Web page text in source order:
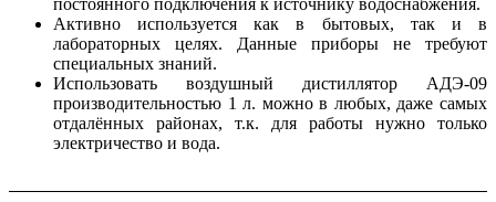
постоянного подключения к источнику водоснабжения.
Активно используется как в бытовых, так и в
лабораторных целях. Данные приборы не требуют
специальных знаний.
Использовать воздушный дистиллятор АДЭ-09
производительностью 1 л. можно в любых, даже самых
отдалённых районах, т.к. для работы нужно только
электричество и вода.